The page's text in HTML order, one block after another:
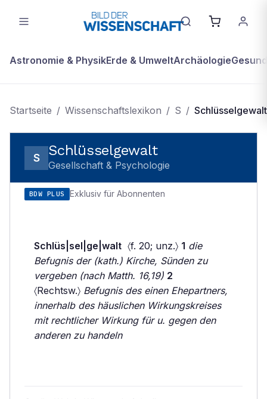
Astronomie & PhysikErde & UmweltArchäologie
Startseite / Wissenschaftslexikon / S / Schlüsselgewalt
S Schlüsselgewalt
Gesellschaft & Psychologie
BDW PLUS Exklusiv für Abonnenten
Schlüs|sel|ge|walt 〈f. 20; unz.〉 1 die
Befugnis der (kath.) Kirche, Sünden zu
vergeben (nach Matth. 16,19) 2
〈Rechtsw.〉 Befugnis des einen Ehepartners,
innerhalb des häuslichen Wirkungskreises
mit rechtlicher Wirkung für u. gegen den
anderen zu handeln